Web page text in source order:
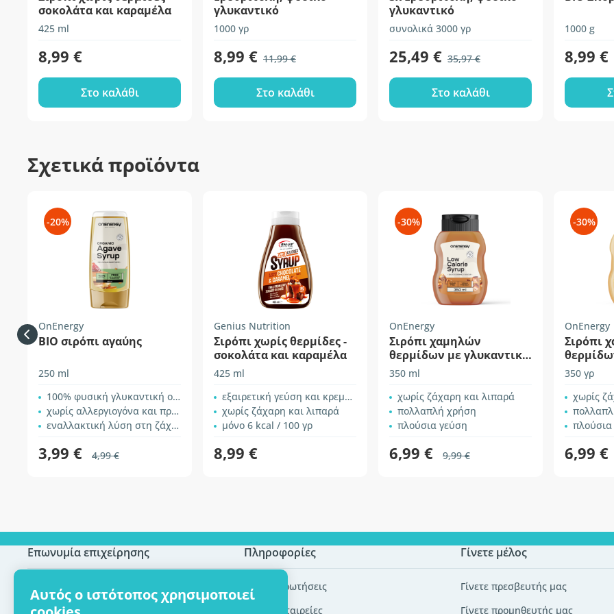
Αυτός ο ιστότοπος χρησιμοποιεί
σοκολάτα και καραμέλα
425 ml
8,99 €
Στο καλάθι
γλυκαντικό
1000 γρ
8,99 € 11,99 €
Στο καλάθι
γλυκαντικό
συνολικά 3000 γρ
25,49 € 35,97 €
Στο καλάθι
1000 g
8,99 €
Σχετικά προϊόντα
-20%
OnEnergy
ΒΙΟ σιρόπι αγαύης
250 ml
100% φυσική γλυκαντική ουσία
χωρίς αλλεργιογόνα και πρόσθετα
εναλλακτική λύση στη ζάχαρη
3,99 € 4,99 €
Genius Nutrition
Σιρόπι χωρίς θερμίδες -
σοκολάτα και καραμέλα
425 ml
εξαιρετική γεύση και κρεμώδης υφή
χωρίς ζάχαρη και λιπαρά
μόνο 6 kcal / 100 γρ
8,99 €
-30%
OnEnergy
Σιρόπι χαμηλών
θερμίδων με γλυκαντικό
– αλμυρή καραμέλα
350 ml
χωρίς ζάχαρη και λιπαρά
πολλαπλή χρήση
πλούσια γεύση
6,99 € 9,99 €
-30%
OnEnergy
Σιρόπι
– βανίλια
350 γρ
χωρίς
6,99 €
Επωνυμία επιχείρησης
Πιστοποίηση ECO
Επικοινωνία
Πληροφορίες
Συχνές ερωτήσεις
Brands/εταιρείες
Γίνετε μέλος
Γίνετε πρεσβευτής μας
Γίνετε προμηθευτής μας